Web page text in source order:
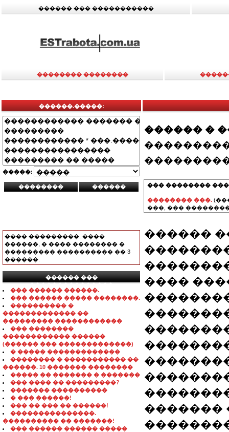
������ ��� �����������
�������� ��������
������.�����:
�����:
���� ���������, ����
������, � ���� �������� �
��������� ���������� �� 3
������.
������ ���
���������������
��� ������ ������.
��� ������ ����� ��������.
���������� �
������������� ��
��������� ������������
��� ��������
������������ ������
(������ ��� �������������)
� ����� �������������
�������� � ����������� ��
������. 10 ������� ��������
����� �� ������� � �������
��� ���� �� ���������?
������� ����������
� ��� ������!
��� �� ��� �� ������!
���������������.
���������� �� �������!
��� ������ ������ �����
������ �
��� ��������
�������� ���.
���, ���
������
����
�������